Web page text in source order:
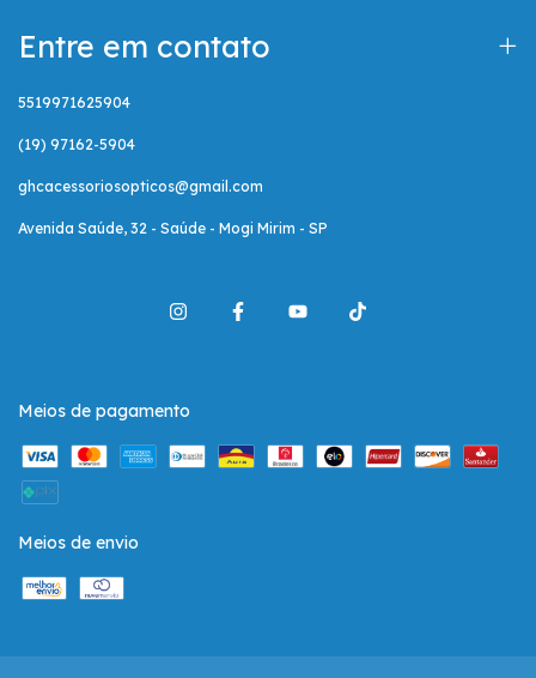
Entre em contato
5519971625904
(19) 97162-5904
ghcacessoriosopticos@gmail.com
Avenida Saúde, 32 - Saúde - Mogi Mirim - SP
Meios de pagamento
Meios de envio